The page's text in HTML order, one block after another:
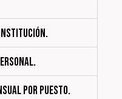
POR PUESTO.